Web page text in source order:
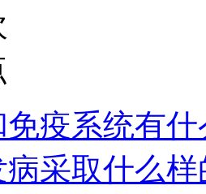
免疫系统有
病采取什么